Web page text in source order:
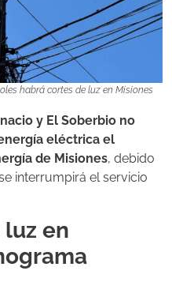
habrá cortes de luz en Misiones
y El Soberbio no
eléctrica el
de Misiones, debido
interrumpirá el servicio
en